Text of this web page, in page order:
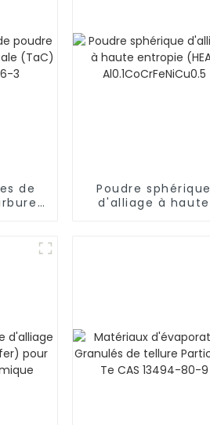
de
Poudre sphérique
d'alliage à haute